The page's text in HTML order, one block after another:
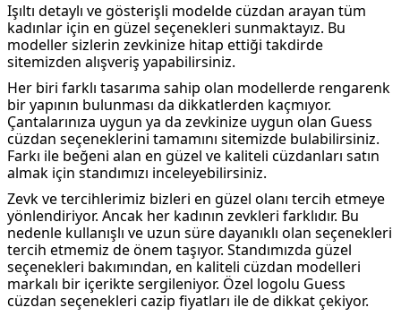
Işıltı detaylı ve gösterişli modelde cüzdan arayan tüm
kadınlar için en güzel seçenekleri sunmaktayız. Bu
modeller sizlerin zevkinize hitap ettiği takdirde
sitemizden alışveriş yapabilirsiniz.
Her biri farklı tasarıma sahip olan modellerde rengarenk
bir yapının bulunması da dikkatlerden kaçmıyor.
Çantalarınıza uygun ya da zevkinize uygun olan Guess
cüzdan seçeneklerini tamamını sitemizde bulabilirsiniz.
Farkı ile beğeni alan en güzel ve kaliteli cüzdanları satın
almak için standımızı inceleyebilirsiniz.
Zevk ve tercihlerimiz bizleri en güzel olanı tercih etmeye
yönlendiriyor. Ancak her kadının zevkleri farklıdır. Bu
nedenle kullanışlı ve uzun süre dayanıklı olan seçenekleri
tercih etmemiz de önem taşıyor. Standımızda güzel
seçenekleri bakımından, en kaliteli cüzdan modelleri
markalı bir içerikte sergileniyor. Özel logolu Guess
cüzdan seçenekleri cazip fiyatları ile de dikkat çekiyor.